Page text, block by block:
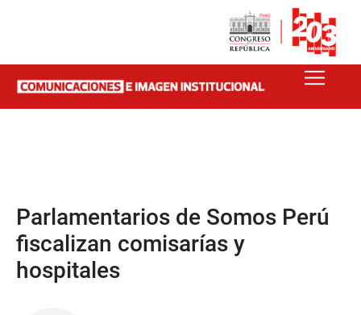
Parlamentarios de Somos Perú
fiscalizan comisarías y
hospitales